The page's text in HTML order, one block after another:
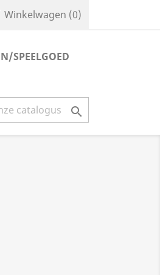
Winkelwagen (0)
SPEELGOED
